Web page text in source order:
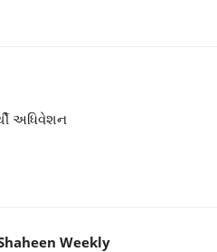
અધિવેશન
Weekly